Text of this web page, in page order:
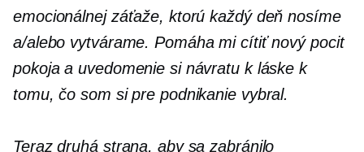
emocionálnej záťaže, ktorú každý deň nosíme
a/alebo vytvárame. Pomáha mi cítiť nový pocit
pokoja a uvedomenie si návratu k láske k
tomu, čo som si pre podnikanie vybral.
Teraz druhá strana, aby sa zabránilo